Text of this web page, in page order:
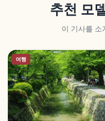
추천 모
이 기사를 소
여행